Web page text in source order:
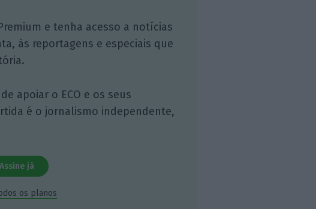
e tenha acesso a notícias
às reportagens e especiais que
apoiar o ECO e os seus
é o jornalismo independente,
Assine já
os planos